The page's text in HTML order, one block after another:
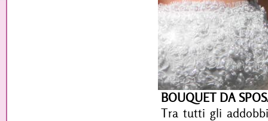
BOUQUET DA
Tra tutti gli